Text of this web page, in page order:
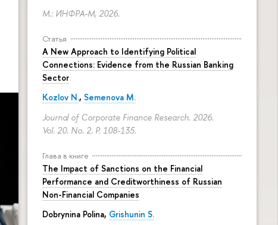
М.: ИНФРА-М, 2026.
Статья
A New Approach to Identifying Political
Connections: Evidence from the Russian Banking
Sector
Kozlov N., Semenova M.
Journal of Corporate Finance Research. 2026.
Vol. 20. No. 2. P. 108-135.
Глава в книге
The Impact of Sanctions on the Financial
Performance and Creditworthiness of Russian
Non-Financial Companies
Dobrynina Polina, Grishunin S.